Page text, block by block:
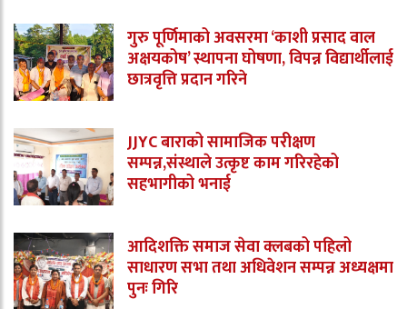
गुरु पूर्णिमाको अवसरमा ‘काशी प्रसाद वाल
अक्षयकोष’ स्थापना घोषणा, विपन्न विद्यार्थीलाई
छात्रवृत्ति प्रदान गरिने
JJYC बाराको सामाजिक परीक्षण
सम्पन्न,संस्थाले उत्कृष्ट काम गरिरहेको
सहभागीको भनाई
आदिशक्ति समाज सेवा क्लबको पहिलो
साधारण सभा तथा अधिवेशन सम्पन्न अध्यक्षमा
पुनः गिरि